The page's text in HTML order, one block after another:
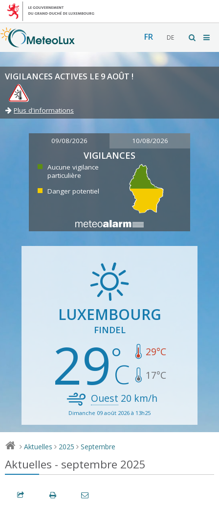
FR DE
VIGILANCES ACTIVES LE 9 AOÛT !
Plus d'informations
09/08/2026 10/08/2026
VIGILANCES
Aucune vigilance
particulière
Danger potentiel
LUXEMBOURG
FINDEL
29 29°C
17°C
Ouest 20 km/h
Dimanche 09 août 2026 à 13h25
> Aktuelles > 2025 > Septembre
Aktuelles - septembre 2025